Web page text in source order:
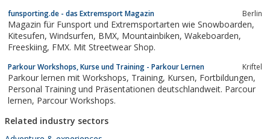
funsporting.de - das Extremsport Magazin Berlin
Magazin für Funsport und Extremsportarten wie Snowboarden,
Kitesufen, Windsurfen, BMX, Mountainbiken, Wakeboarden,
Freeskiing, FMX. Mit Streetwear Shop.
Parkour Workshops, Kurse und Training - Parkour Lernen Kriftel
Parkour lernen mit Workshops, Training, Kursen, Fortbildungen,
Personal Training und Präsentationen deutschlandweit. Parcour
lernen, Parcour Workshops.
Related industry sectors